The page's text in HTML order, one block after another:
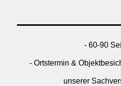
- 60-90
- Ortstermin &
unserer